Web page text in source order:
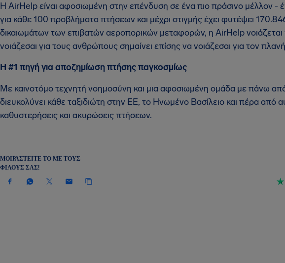
Η AirHelp είναι αφοσιωμένη στην επένδυση σε ένα πιο πράσινο μέλλον -
για κάθε 100 προβλήματα πτήσεων και μέχρι στιγμής έχει φυτέψει
δικαιωμάτων των επιβατών αεροπορικών μεταφορών, η AirHelp νοιάζεται
νοιάζεσαι για τους ανθρώπους σημαίνει επίσης να νοιάζεσαι για τον
Η #1 πηγή για αποζημίωση πτήσης παγκοσμίως
Με καινοτόμο τεχνητή νοημοσύνη και μια αφοσιωμένη ομάδα με πάνω
διευκολύνει κάθε ταξιδιώτη στην ΕΕ, το Ηνωμένο Βασίλειο και πέρα από
καθυστερήσεις και ακυρώσεις πτήσεων.
ΜΟΙΡΑΣΤΕΊΤΕ ΤΟ ΜΕ ΤΟΥΣ
ΦΊΛΟΥΣ ΣΑΣ!